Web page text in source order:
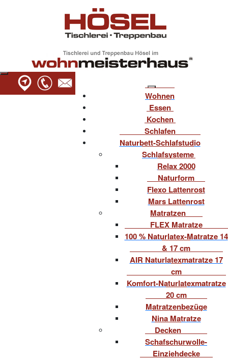
Wohnen
Essen
Kochen
Schlafen
Naturbett-Schlafstudio
Schlafsysteme
Relax 2000
Naturform
Flexo Lattenrost
Mars Lattenrost
Matratzen
FLEX Matratze
100 % Naturlatex-Matratze 14
& 17 cm
AIR Naturlatexmatratze 17
cm
Komfort-Naturlatexmatratze
20 cm
Matratzenbezüge
Nina Matratze
Decken
Schafschurwolle-
Einziehdecke